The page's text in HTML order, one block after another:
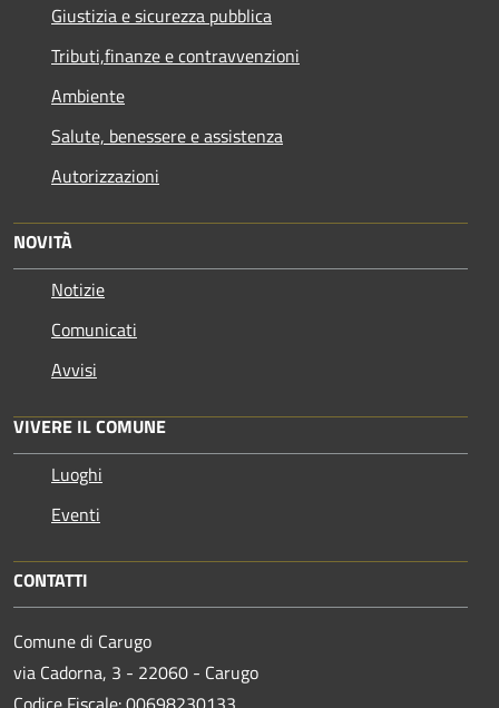
Giustizia e sicurezza pubblica
Tributi,finanze e contravvenzioni
Ambiente
Salute, benessere e assistenza
Autorizzazioni
NOVITÀ
Notizie
Comunicati
Avvisi
VIVERE IL COMUNE
Luoghi
Eventi
CONTATTI
Comune di Carugo
via Cadorna, 3 - 22060 - Carugo